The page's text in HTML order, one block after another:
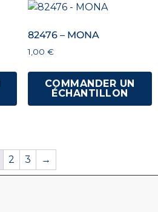
82476 – MONA
1,00 €
COMMANDER UN
ÉCHANTILLON
2 3 →